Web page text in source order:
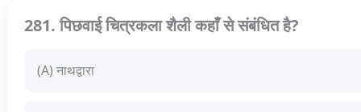
281. पिछवाई चित्रकला शैली कहाँ से संबंधित है?
(A) नाथद्वारा